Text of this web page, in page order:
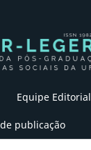
Equipe Editorial
publicação